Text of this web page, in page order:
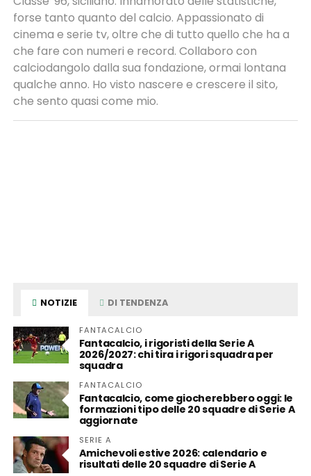
forse tanto quanto del calcio. Appassionato di
cinema e serie tv, oltre che di tutto quello che ha a
che fare con numeri e record. Collaboro con
calciodangolo dalla sua fondazione, ormai lontana
qualche anno. Ho visto nascere e crescere il sito,
che sento quasi come mio.
NOTIZIE DI TENDENZA
FANTACALCIO
Fantacalcio, i rigoristi della Serie A
2026/2027: chi tira i rigori squadra per
squadra
FANTACALCIO
Fantacalcio, come giocherebbero oggi: le
formazioni tipo delle 20 squadre di Serie A
aggiornate
SERIE A
Amichevoli estive 2026: calendario e
risultati delle 20 squadre di Serie A